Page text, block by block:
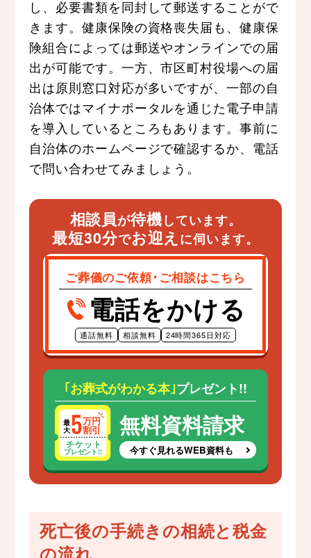
し、必要書類を同封して郵送することがで
きます。健康保険の資格喪失届も、健康保
険組合によっては郵送やオンラインでの届
出が可能です。一方、市区町村役場への届
出は原則窓口対応が多いですが、一部の自
治体ではマイナポータルを通じた電子申請
を導入しているところもあります。事前に
自治体のホームページで確認するか、電話
で問い合わせてみましょう。
相談員が待機しています。
最短30分でお迎えに伺います。
ご葬儀のご依頼･ご相談はこちら
電話をかける
通話無料 相談無料 24時間365日対応
｢お葬式がわかる本｣プレゼント!!
無料資料請求
今すぐ見れるWEB資料も
死亡後の手続きの相続と税金